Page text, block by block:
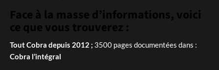
Face à la masse d’informations, voici
ce que vous trouverez :
Tout Cobra depuis 2012 ; 3500 pages documentées dans :
Cobra l’intégral